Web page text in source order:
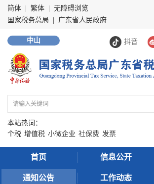
简体 繁体
无障碍浏览
国家税务总局
广东省人民政府
抖音
中山
本站热词：
个税 增值税 小微企业 社保费 发票
首页 信息公开
通知公告 工作动态